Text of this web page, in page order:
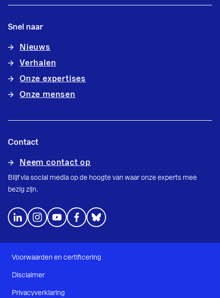
Snel naar
Nieuws
Verhalen
Onze expertises
Onze mensen
Contact
Neem contact op
Blijf via social media op de hoogte van waar onze experts mee
bezig zijn.
Voorwaarden en certificering
Disclaimer
Privacyverklaring